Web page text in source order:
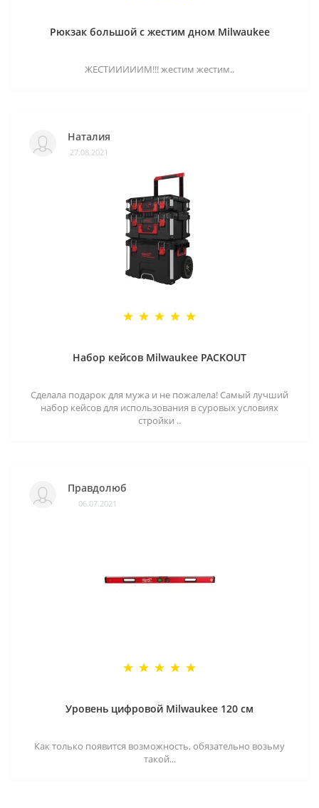
Рюкзак большой с жестим дном Milwaukee
ЖЕСТИИИИИМ!!! жестим жестим..
Наталия
27.08.2021
Набор кейсов Milwaukee PACKOUT
Сделала подарок для мужа и не пожалела! Самый лучший
набор кейсов для использования в суровых условиях
стройки ..
Правдолюб
06.07.2021
Уровень цифровой Milwaukee 120 см
Как только появится возможность, обязательно возьму
такой...